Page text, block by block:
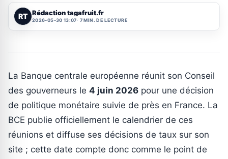
RT Rédaction tagafruit.fr
2026-05-30 13:07 7 MIN. DE LECTURE
La Banque centrale européenne réunit son Conseil
des gouverneurs le 4 juin 2026 pour une décision
de politique monétaire suivie de près en France. La
BCE publie officiellement le calendrier de ces
réunions et diffuse ses décisions de taux sur son
site ; cette date compte donc comme le point de